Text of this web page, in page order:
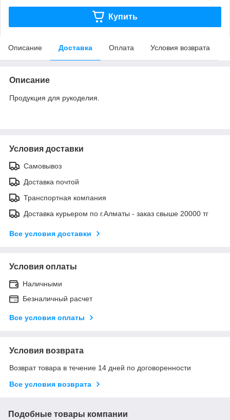
Купить
Описание Доставка Оплата Условия возврата
Описание
Продукция для рукоделия.
Условия доставки
Самовывоз
Доставка почтой
Транспортная компания
Доставка курьером по г.Алматы - заказ свыше 20000 тг
Все условия доставки
Условия оплаты
Наличными
Безналичный расчет
Все условия оплаты
Условия возврата
Возврат товара в течение 14 дней по договоренности
Все условия возврата
Подобные товары компании